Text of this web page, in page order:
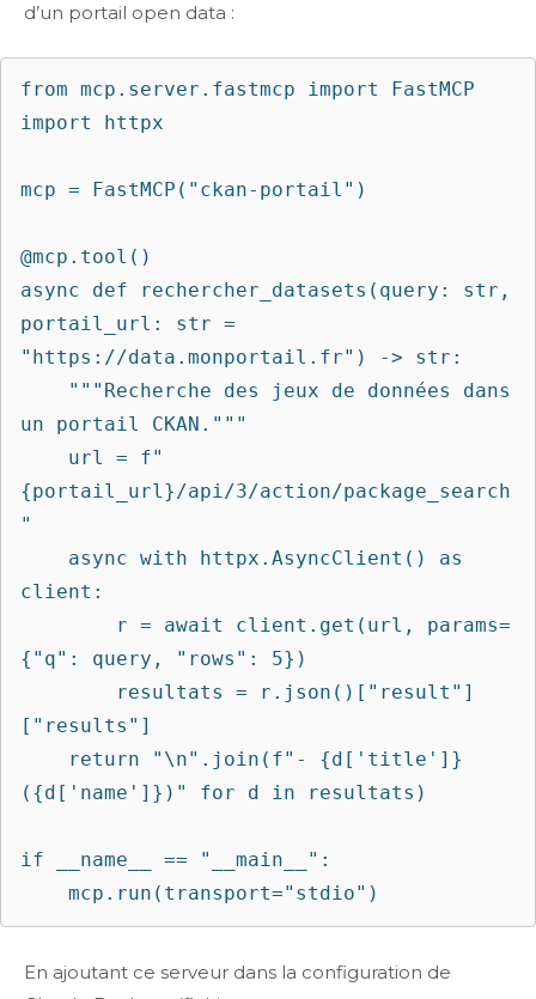
d’un portail open data :
from mcp.server.fastmcp import FastMCP
import httpx
mcp = FastMCP("ckan-portail")
@mcp.tool()
async def rechercher_datasets(query: str,
portail_url: str =
"https://data.monportail.fr") -> str:
un portail CKAN."""
{portail_url}/api/3/action/package_search
"
client:
{"q": query, "rows": 5})
["results"]
({d['name']})" for d in resultats)
if __name__ == "__main__":
    mcp.run(transport="stdio")
En ajoutant ce serveur dans la configuration de